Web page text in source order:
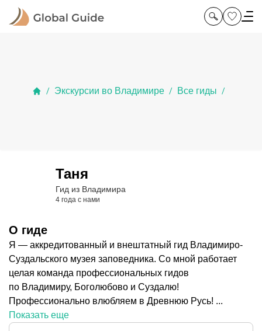
/ Экскурсии во Владимире / Все гиды /
Таня
Гид из Владимира
4 года с нами
О гиде
Я — аккредитованный и внештатный гид Владимиро-
Суздальского музея заповедника. Со мной работает
целая команда профессиональных гидов
по Владимиру, Боголюбово и Суздалю!
Профессионально влюбляем в Древнюю Русь! ...
Показать еще